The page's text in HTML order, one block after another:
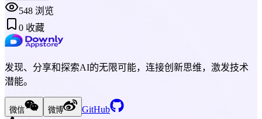
548 浏览
0 收藏
发现、分享和探索AI的无限可能，连接创新思维，激发技术
潜能。
微信 微博
GitHub